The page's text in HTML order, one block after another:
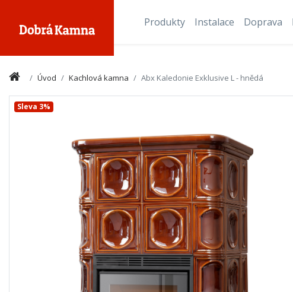
Produkty Instalace Doprava
Úvod Kachlová kamna Abx Kaledonie Exklusive L - hnědá
Sleva 3%